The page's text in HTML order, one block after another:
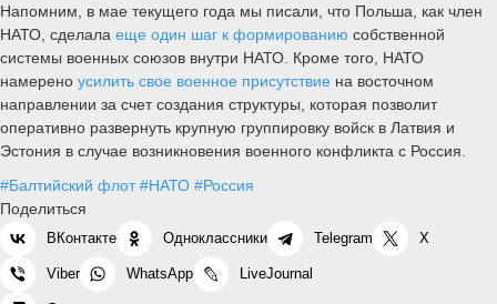
Напомним, в мае текущего года мы писали, что Польша, как член
НАТО, сделала еще один шаг к формированию собственной
системы военных союзов внутри НАТО. Кроме того, НАТО
намерено усилить свое военное присутствие на восточном
направлении за счет создания структуры, которая позволит
оперативно развернуть крупную группировку войск в Латвия и
Эстония в случае возникновения военного конфликта с Россия.
#Балтийский флот #НАТО #Россия
Поделиться
ВКонтакте Одноклассники Telegram X
Viber WhatsApp LiveJournal